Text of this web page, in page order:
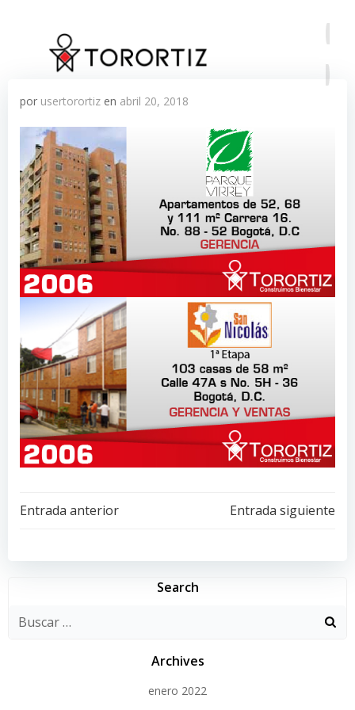
contenido
por usertorortiz en abril 20, 2018
Navegación
de
Entrada anterior
Navegación
de
entradas
Entrada siguiente
Search
Archives
enero 2022